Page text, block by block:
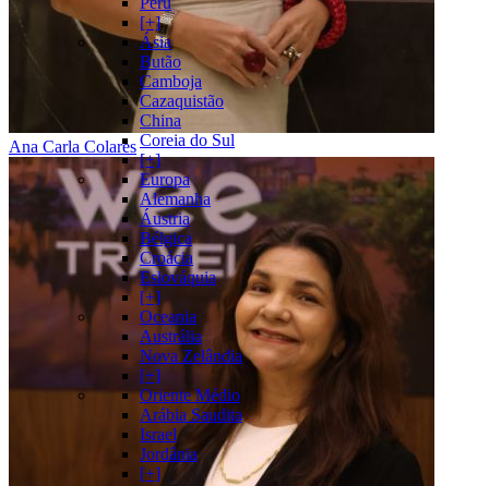
[+]
Ásia
Butão
Camboja
Cazaquistão
China
Coreia do Sul
[+]
Europa
Alemanha
Áustria
Bélgica
Croácia
Eslováquia
[+]
Oceania
Austrália
Nova Zelândia
[+]
Oriente Médio
Arábia Saudita
Israel
Jordânia
[+]
Ana Carla Colares